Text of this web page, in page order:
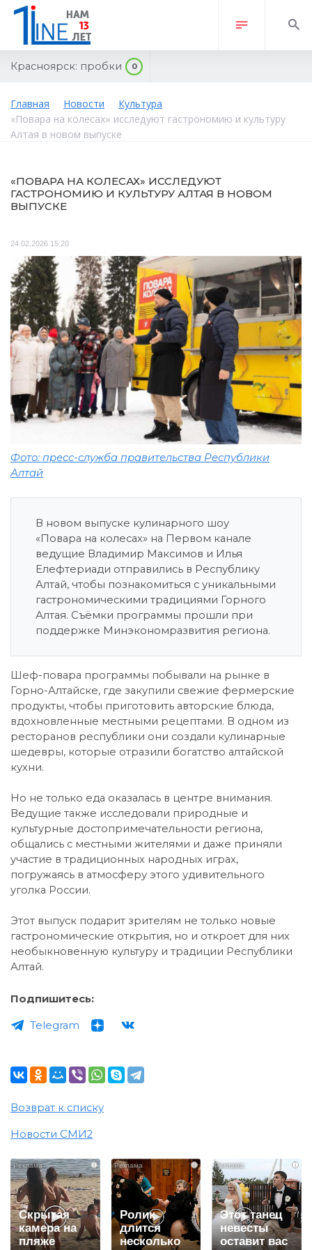
Красноярск: пробки 0
Главная Новости
Культура
«Повара на колесах» исследуют гастрономию и культуру
Алтая в новом выпуске
«ПОВАРА НА КОЛЕСАХ» ИССЛЕДУЮТ
ГАСТРОНОМИЮ И КУЛЬТУРУ АЛТАЯ В НОВОМ
ВЫПУСКЕ
24.02.2026 15:20
Фото: пресс-служба правительства Республики
Алтай
В новом выпуске кулинарного шоу
«Повара на колесах» на Первом канале
ведущие Владимир Максимов и Илья
Елефтериади отправились в Республику
Алтай, чтобы познакомиться с уникальными
гастрономическими традициями Горного
Алтая. Съёмки программы прошли при
поддержке Минэкономразвития региона.
Шеф-повара программы побывали на рынке в
Горно-Алтайске, где закупили свежие фермерские
продукты, чтобы приготовить авторские блюда,
вдохновленные местными рецептами. В одном из
ресторанов республики они создали кулинарные
шедевры, которые отразили богатство алтайской
кухни.
Но не только еда оказалась в центре внимания.
Ведущие также исследовали природные и
культурные достопримечательности региона,
общались с местными жителями и даже приняли
участие в традиционных народных играх,
погружаясь в атмосферу этого удивительного
уголка России.
Этот выпуск подарит зрителям не только новые
гастрономические открытия, но и откроет для них
необыкновенную культуру и традиции Республики
Алтай.
Подпишитесь:
Telegram
Возврат к списку
Новости СМИ2
i
Скрытая
камера на
пляже
i
Ролик
длится
несколько
i
Этот танец
невесты
оставит вас